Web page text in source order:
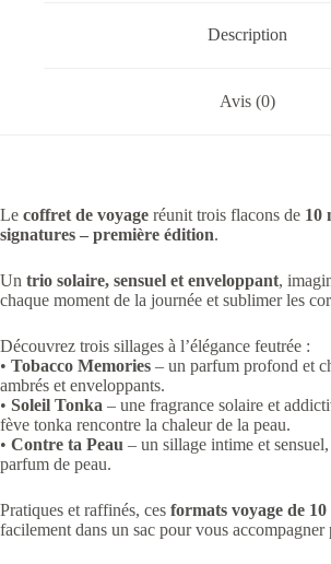
Description
Avis (0)
Le coffret de voyage réunit trois flacons de 10
signatures – première édition.
Un trio solaire, sensuel et enveloppant,
chaque moment de la journée et sublimer les
Découvrez trois sillages à l’élégance feutrée :
• Tobacco Memories – un parfum profond et
ambrés et enveloppants.
• Soleil Tonka – une fragrance solaire et
fève tonka rencontre la chaleur de la peau.
• Contre ta Peau – un sillage intime et
parfum de peau.
Pratiques et raffinés, ces formats voyage de 10
facilement dans un sac pour vous accompagner